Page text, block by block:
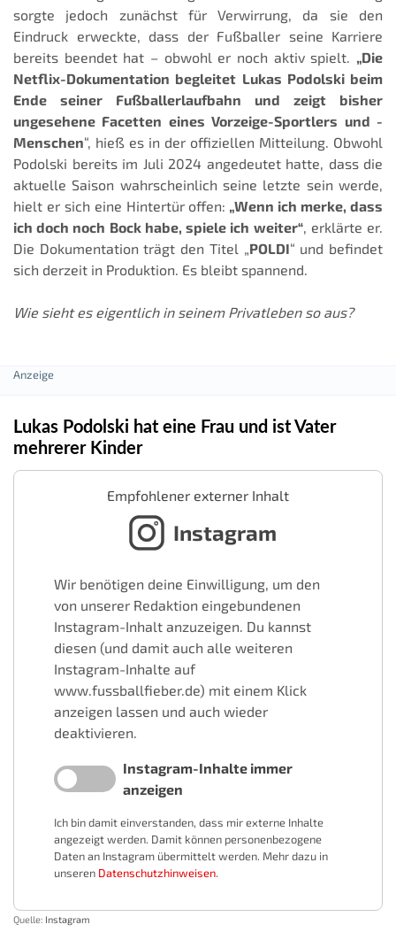
sorgte jedoch zunächst für Verwirrung, da sie den
Eindruck erweckte, dass der Fußballer seine Karriere
bereits beendet hat – obwohl er noch aktiv spielt. „Die
Netflix-Dokumentation begleitet Lukas Podolski beim
Ende seiner Fußballerlaufbahn und zeigt bisher
ungesehene Facetten eines Vorzeige-Sportlers und -
Menschen“, hieß es in der offiziellen Mitteilung. Obwohl
Podolski bereits im Juli 2024 angedeutet hatte, dass die
aktuelle Saison wahrscheinlich seine letzte sein werde,
hielt er sich eine Hintertür offen: „Wenn ich merke, dass
ich doch noch Bock habe, spiele ich weiter“, erklärte er.
Die Dokumentation trägt den Titel „POLDI“ und befindet
sich derzeit in Produktion. Es bleibt spannend.
Wie sieht es eigentlich in seinem Privatleben so aus?
Lukas Podolski hat eine Frau und ist Vater
mehrerer Kinder
Empfohlener externer Inhalt
Instagram
Wir benötigen deine Einwilligung, um den
von unserer Redaktion eingebundenen
Instagram-Inhalt anzuzeigen. Du kannst
diesen (und damit auch alle weiteren
Instagram-Inhalte auf
www.fussballfieber.de) mit einem Klick
anzeigen lassen und auch wieder
deaktivieren.
Instagram-Inhalte immer
anzeigen
Ich bin damit einverstanden, dass mir externe Inhalte
angezeigt werden. Damit können personenbezogene
Daten an Instagram übermittelt werden. Mehr dazu in
unseren Datenschutzhinweisen.
Quelle: Instagram